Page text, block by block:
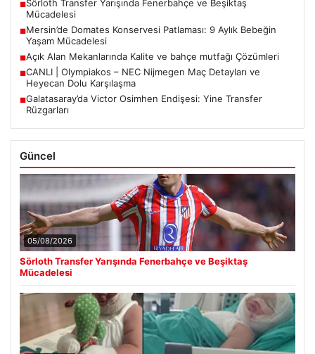
■Sörloth Transfer Yarışında Fenerbahçe ve Beşiktaş
Mücadelesi
■Mersin’de Domates Konservesi Patlaması: 9 Aylık Bebeğin
Yaşam Mücadelesi
■Açık Alan Mekanlarında Kalite ve bahçe mutfağı Çözümleri
■CANLI | Olympiakos – NEC Nijmegen Maç Detayları ve
Heyecan Dolu Karşılaşma
■Galatasaray’da Victor Osimhen Endişesi: Yine Transfer
Rüzgarları
Güncel
05/08/2026
Sörloth Transfer Yarışında Fenerbahçe ve Beşiktaş
Mücadelesi